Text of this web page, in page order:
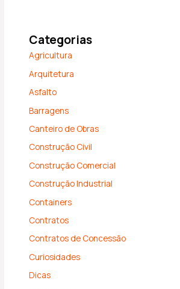
Categorias
Agricultura
Arquitetura
Asfalto
Barragens
Canteiro de Obras
Construção Civil
Construção Comercial
Construção Industrial
Containers
Contratos
Contratos de Concessão
Curiosidades
Dicas